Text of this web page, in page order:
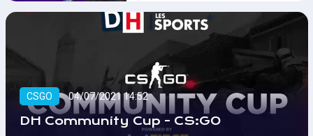
août et Lan-Area vous
proposera son coverage !…
CSGO 04/07/2021 14:52
DH Community Cup - CS:GO